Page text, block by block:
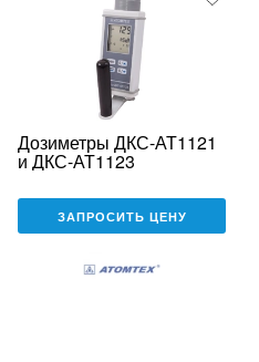
Дозиметры ДКС-АТ1121
и ДКС-АТ1123
ЗАПРОСИТЬ ЦЕНУ